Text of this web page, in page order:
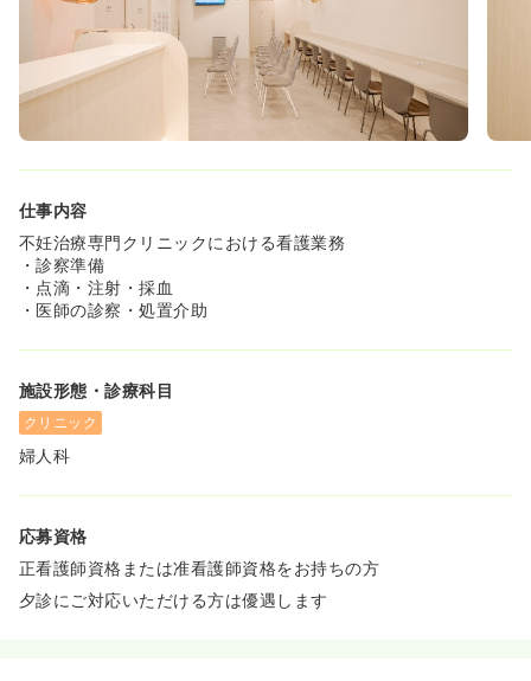
仕事内容
不妊治療専門クリニックにおける看護業務
・診察準備
・点滴・注射・採血
・医師の診察・処置介助
施設形態・診療科目
クリニック
婦人科
応募資格
正看護師資格または准看護師資格をお持ちの方
夕診にご対応いただける方は優遇します